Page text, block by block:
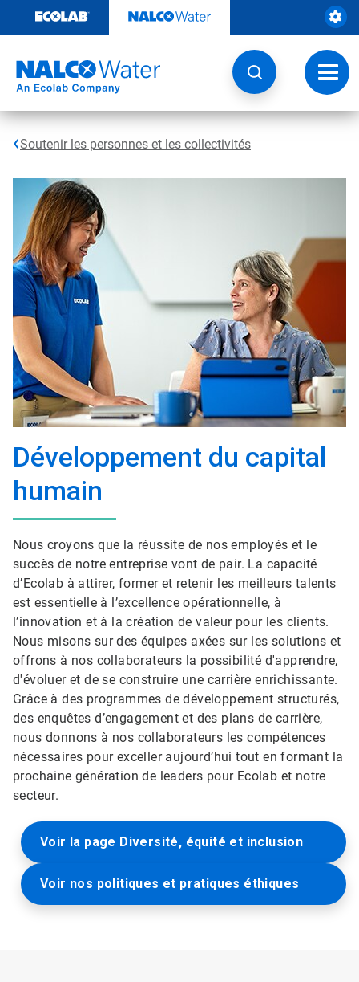
contenu
la
Soutenir les personnes et les collectivités
Développement du capital
humain
Nous croyons que la réussite de nos employés et le
succès de notre entreprise vont de pair. La capacité
d’Ecolab à attirer, former et retenir les meilleurs talents
est essentielle à l’excellence opérationnelle, à
l’innovation et à la création de valeur pour les clients.
Nous misons sur des équipes axées sur les solutions et
offrons à nos collaborateurs la possibilité d'apprendre,
d'évoluer et de se construire une carrière enrichissante.
Grâce à des programmes de développement structurés,
des enquêtes d’engagement et des plans de carrière,
nous donnons à nos collaborateurs les compétences
nécessaires pour exceller aujourd’hui tout en formant la
prochaine génération de leaders pour Ecolab et notre
secteur.
Voir la page Diversité, équité et inclusion
Voir nos politiques et pratiques éthiques